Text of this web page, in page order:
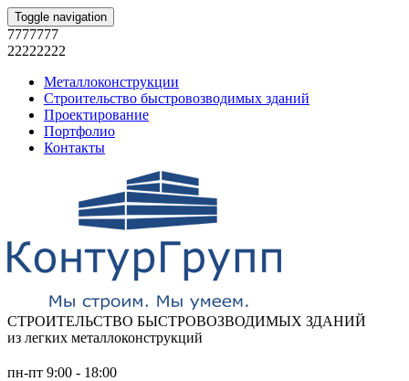
Toggle navigation
7777777
22222222
Металлоконструкции
Строительство быстровозводимых зданий
Проектирование
Портфолио
Контакты
СТРОИТЕЛЬСТВО БЫСТРОВОЗВОДИМЫХ ЗДАНИЙ
из легких металлоконструкций
пн-пт 9:00 - 18:00